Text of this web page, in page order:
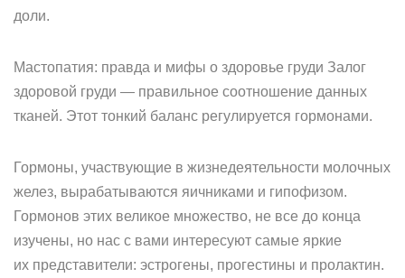
доли.
Мастопатия: правда и мифы о здоровье груди Залог
здоровой груди — правильное соотношение данных
тканей. Этот тонкий баланс регулируется гормонами.
Гормоны, участвующие в жизнедеятельности молочных
желез, вырабатываются яичниками и гипофизом.
Гормонов этих великое множество, не все до конца
изучены, но нас с вами интересуют самые яркие
их представители: эстрогены, прогестины и пролактин.